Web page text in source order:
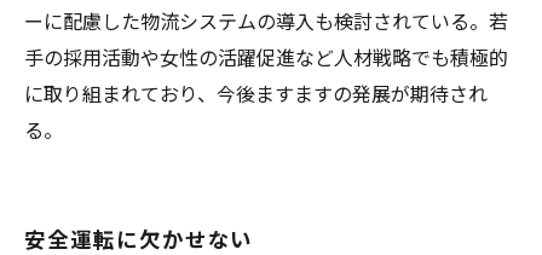
ーに配慮した物流システムの導入も検討されている。若
手の採用活動や女性の活躍促進など人材戦略でも積極的
に取り組まれており、今後ますますの発展が期待され
る。
安全運転に欠かせない